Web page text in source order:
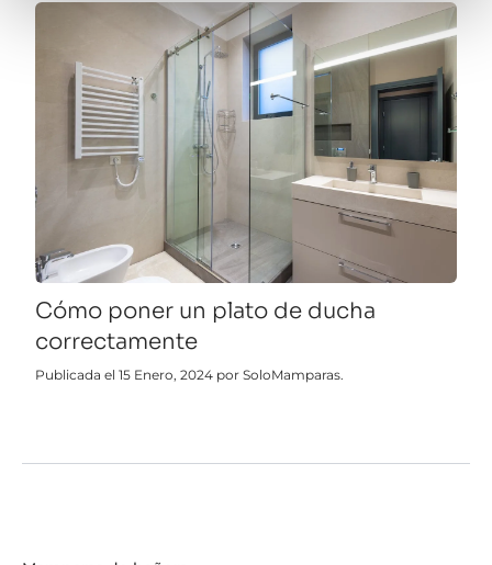
Cómo poner un plato de ducha
correctamente
Publicada el 15 Enero, 2024 por SoloMamparas.